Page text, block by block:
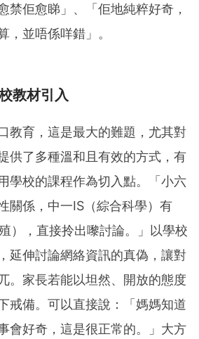
禁佢愈睇」、「佢地純粹好奇，
，並唔係咩錯」。
教材引入
教育，這是最大的難題，尤其對
供了多種溫和且有效的方式，有
學校的課程作為切入點。「小六
關係，中一IS（綜合科學）有
），直接拎出嚟討論。」以學校
延伸討論網絡資訊的真偽，讓對
。家長若能以坦然、開放的態度
戒備。可以直接說：「媽媽知道
會好奇，這是很正常的。」大方